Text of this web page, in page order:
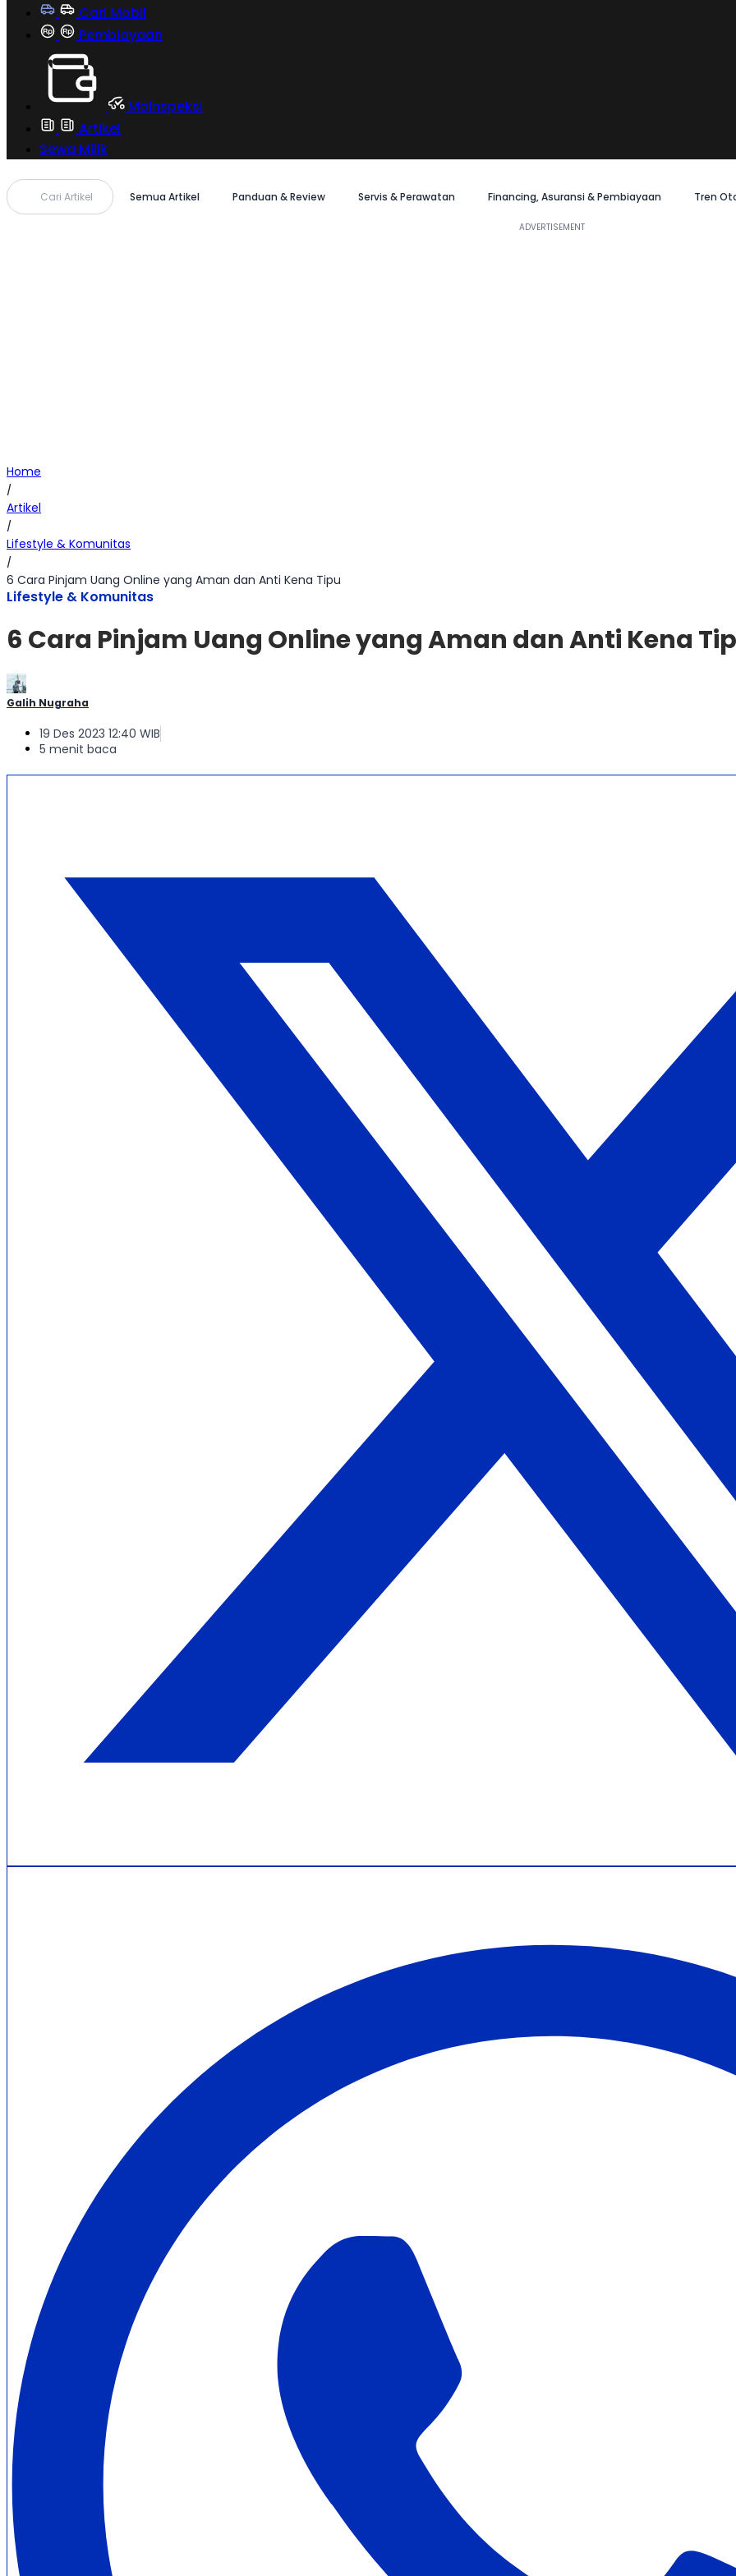
Cari Mobil
Pembiayaan
MoInspeksi
Artikel
Sewa Milik
Cari Artikel Semua Artikel Panduan & Review Servis & Perawatan Financing, Asuransi & Pembiayaan Tren
Home
/
Artikel
/
Lifestyle & Komunitas
/
6 Cara Pinjam Uang Online yang Aman dan Anti Kena Tipu
Lifestyle & Komunitas
6 Cara Pinjam Uang Online yang Aman dan Anti Kena
Galih Nugraha
19 Des 2023 12:40 WIB
5 menit baca